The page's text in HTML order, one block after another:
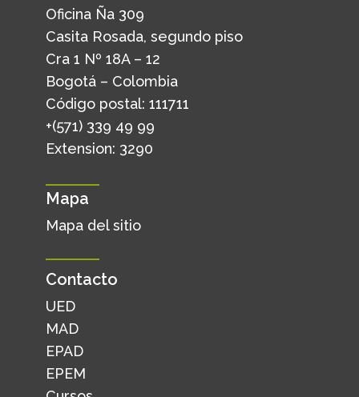
Oficina Ña 309
Casita Rosada, segundo piso
Cra 1 Nº 18A – 12
Bogotá – Colombia
Código postal: 111711
+(571) 339 49 99
Extension: 3290
Mapa
Mapa del sitio
Contacto
UED
MAD
EPAD
EPEM